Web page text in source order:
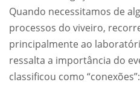
Quando necessitamos de
processos do viveiro,
principalmente ao
ressalta a importância do
classificou como